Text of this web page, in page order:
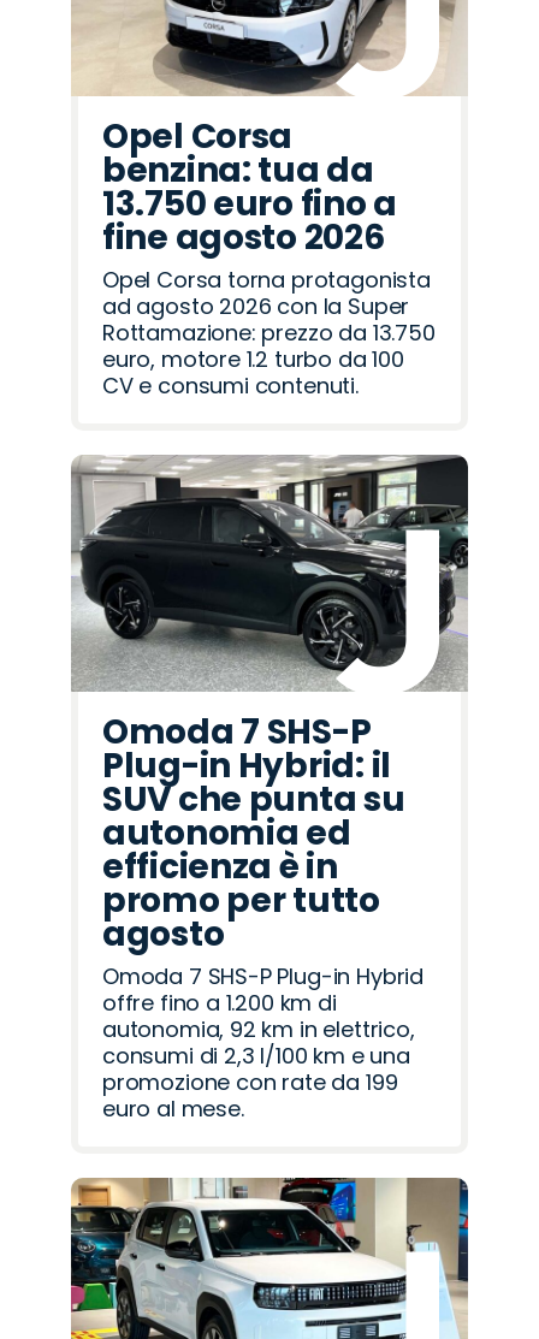
Opel Corsa
benzina: tua da
13.750 euro fino a
fine agosto 2026
Opel Corsa torna protagonista
ad agosto 2026 con la Super
Rottamazione: prezzo da 13.750
euro, motore 1.2 turbo da 100
CV e consumi contenuti.
Omoda 7 SHS-P
Plug-in Hybrid: il
SUV che punta su
autonomia ed
efficienza è in
promo per tutto
agosto
Omoda 7 SHS-P Plug-in Hybrid
offre fino a 1.200 km di
autonomia, 92 km in elettrico,
consumi di 2,3 l/100 km e una
promozione con rate da 199
euro al mese.